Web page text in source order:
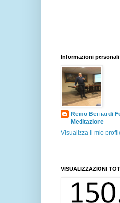
Informazioni personali
Remo Bernardi
Meditazione
Visualizza il mio
VISUALIZZAZIONI